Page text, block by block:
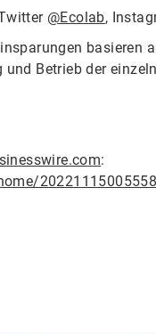
@Ecolab,
basieren
Betrieb der
: